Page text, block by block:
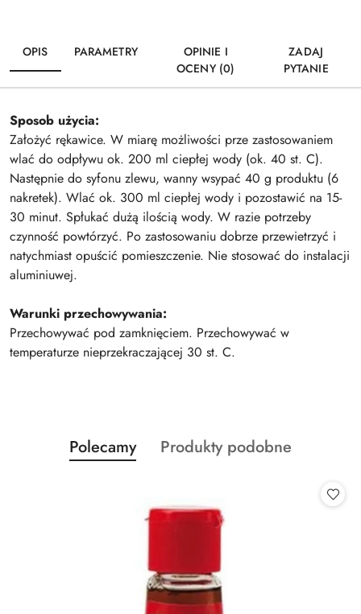
OPIS PARAMETRY
OPINIE I
OCENY (0)
ZADAJ
PYTANIE
Sposob użycia:
Założyć rękawice. W miarę możliwości prze zastosowaniem
wlać do odpływu ok. 200 ml ciepłej wody (ok. 40 st. C).
Następnie do syfonu zlewu, wanny wsypać 40 g produktu (6
nakretek). Wlać ok. 300 ml ciepłej wody i pozostawić na 15-
30 minut. Spłukać dużą ilością wody. W razie potrzeby
czynność powtórzyć. Po zastosowaniu dobrze przewietrzyć i
natychmiast opuścić pomieszczenie. Nie stosować do instalacji
aluminiuwej.
Warunki przechowywania:
Przechowywać pod zamknięciem. Przechowywać w
temperaturze nieprzekraczającej 30 st. C.
Pomiń karuzelę produktów
Produkty
o
Polecamy
Produkty
Produkty podobne